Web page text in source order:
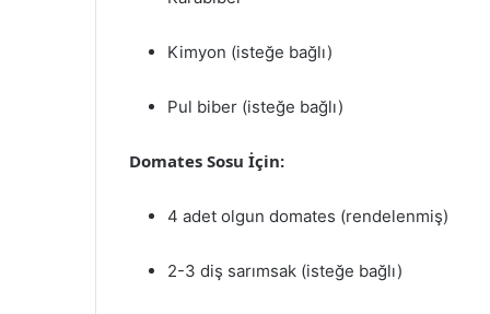
Kimyon (isteğe bağlı)
Pul biber (isteğe bağlı)
Domates Sosu İçin:
4 adet olgun domates (rendelenmiş)
2-3 diş sarımsak (isteğe bağlı)